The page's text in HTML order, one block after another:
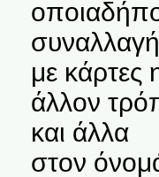
συναλλαγή
με κάρτες
άλλον
και άλλα
στον